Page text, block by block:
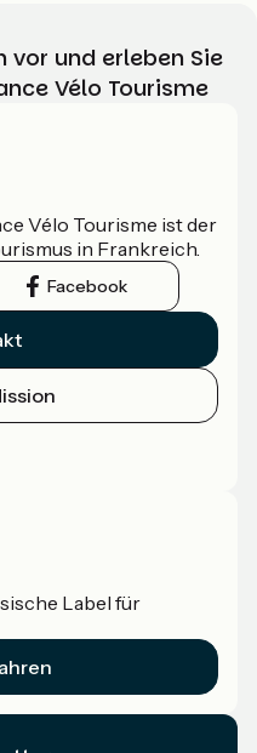
vor und erleben Sie
Vélo Tourisme
Vélo Tourisme ist der
in Frankreich.
Facebook
Label für